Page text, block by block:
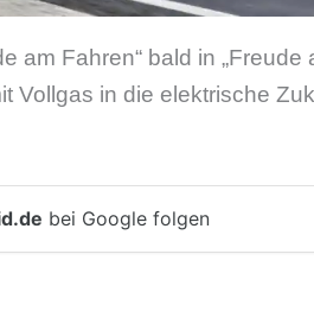
am Fahren“ bald in „Freude
Vollgas in die elektrische
bei Google folgen